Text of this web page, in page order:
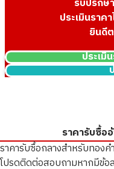
รับปรึกษ
ประเมินราค
ยินดี
ประเมิ
ราคารับซื้อ
ราคารับซื้อกลางสำหรับทองค
โปรดติดต่อสอบถามหากมีข้อ